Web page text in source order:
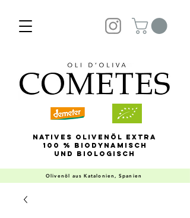
Natives Olivenöl Extra
100 % biodynamisch
und biologisch
Olivenöl aus Katalonien, Spanien